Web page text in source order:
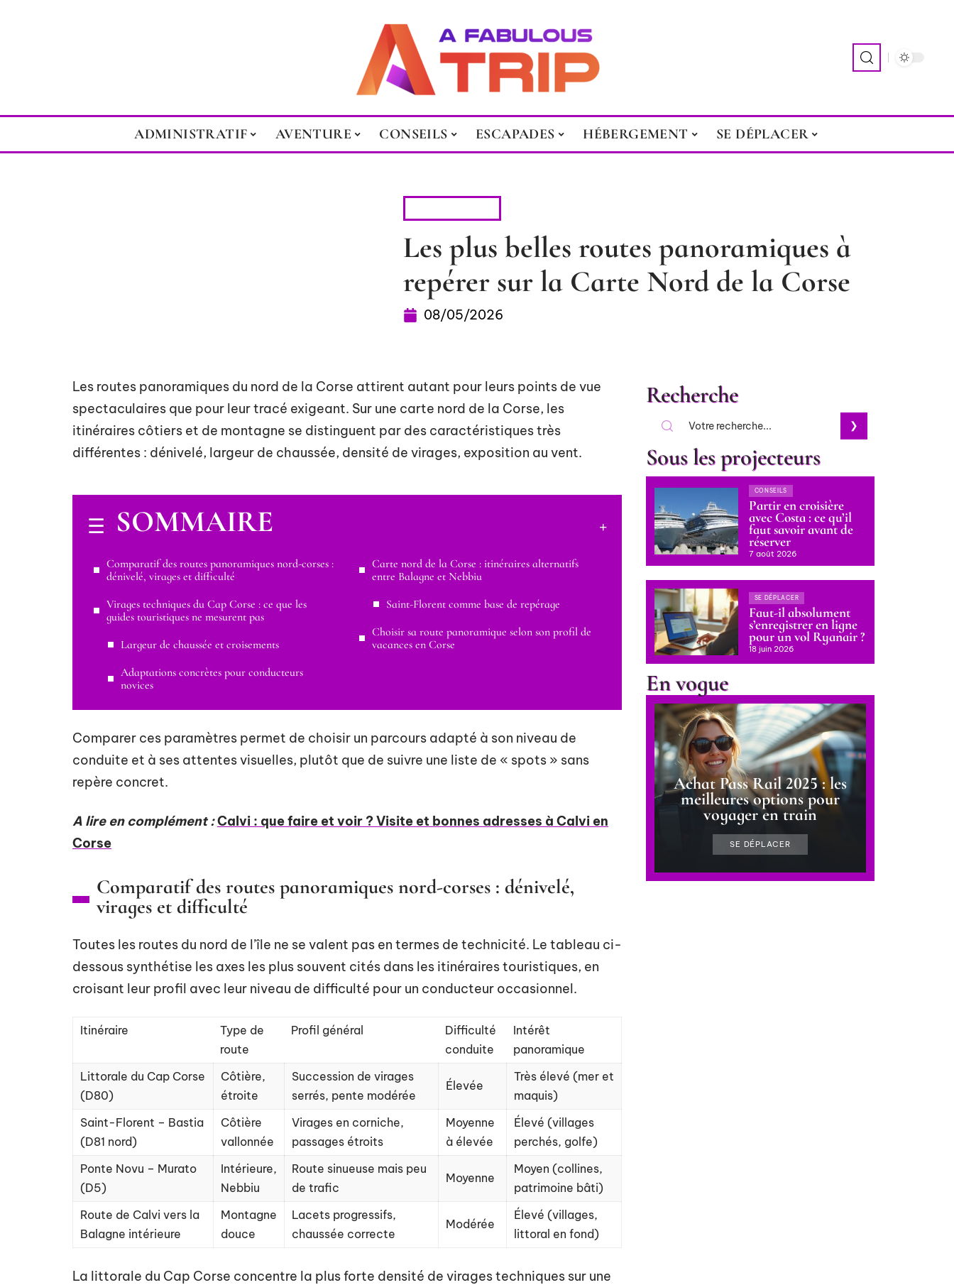
ADMINISTRATIF AVENTURE CONSEILS ESCAPADES HÉBERGEMENT SE DÉPLACER
Les plus belles routes panoramiques à
repérer sur la Carte Nord de la Corse
08/05/2026
Les routes panoramiques du nord de la Corse attirent autant pour leurs points de vue
spectaculaires que pour leur tracé exigeant. Sur une carte nord de la Corse, les
itinéraires côtiers et de montagne se distinguent par des caractéristiques très
différentes : dénivelé, largeur de chaussée, densité de virages, exposition au vent.
SOMMAIRE
Comparatif des routes panoramiques nord-corses :
dénivelé, virages et difficulté
Virages techniques du Cap Corse : ce que les
guides touristiques ne mesurent pas
Largeur de chaussée et croisements
Adaptations concrètes pour conducteurs
novices
Carte nord de la Corse : itinéraires alternatifs
entre Balagne et Nebbiu
Saint-Florent comme base de repérage
Choisir sa route panoramique selon son profil de
vacances en Corse
Comparer ces paramètres permet de choisir un parcours adapté à son niveau de
conduite et à ses attentes visuelles, plutôt que de suivre une liste de « spots » sans
repère concret.
A lire en complément :Calvi : que faire et voir ? Visite et bonnes adresses à Calvi en
Corse
Comparatif des routes panoramiques nord-corses : dénivelé,
virages et difficulté
Toutes les routes du nord de l’île ne se valent pas en termes de technicité. Le tableau ci-
dessous synthétise les axes les plus souvent cités dans les itinéraires touristiques, en
croisant leur profil avec leur niveau de difficulté pour un conducteur occasionnel.
Itinéraire
Type de
route
Profil général
Difficulté
conduite
Intérêt
panoramique
Littorale du Cap Corse
(D80)
Côtière,
étroite
Succession de virages
serrés, pente modérée
Élevée
Très élevé (mer et
maquis)
Saint-Florent – Bastia
(D81 nord)
Côtière
vallonnée
Virages en corniche,
passages étroits
Moyenne
à élevée
Élevé (villages
perchés, golfe)
Ponte Novu – Murato
(D5)
Intérieure,
Nebbiu
Route sinueuse mais peu
de trafic
Moyenne
Moyen (collines,
patrimoine bâti)
Route de Calvi vers la
Balagne intérieure
Montagne
douce
Lacets progressifs,
chaussée correcte
Modérée
Élevé (villages,
littoral en fond)
La littorale du Cap Corse concentre la plus forte densité de virages techniques sur une
Recherche
Sous les projecteurs
CONSEILS
Partir en croisière
avec Costa : ce qu’il
faut savoir avant de
réserver
7 août 2026
SE DÉPLACER
Faut-il absolument
s’enregistrer en ligne
pour un vol Ryanair ?
18 juin 2026
En vogue
Achat Pass Rail 2025 : les
meilleures options pour
voyager en train
SE DÉPLACER